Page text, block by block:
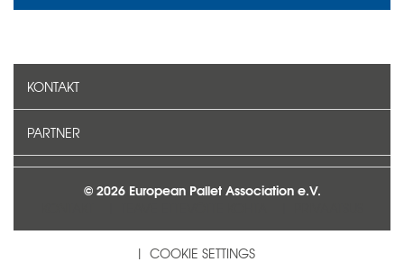
KONTAKT
PARTNER
© 2026 European Pallet Association e.V.
COOKIE SETTINGS